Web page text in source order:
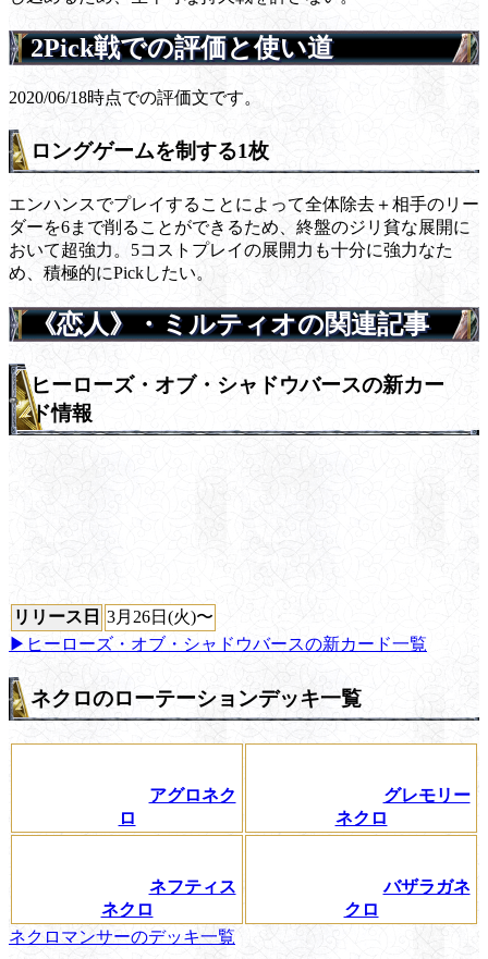
2Pick戦での評価と使い道
2020/06/18時点での評価文です。
ロングゲームを制する1枚
エンハンスでプレイすることによって全体除去＋相手のリー
ダーを6まで削ることができるため、終盤のジリ貧な展開に
おいて超強力。5コストプレイの展開力も十分に強力なた
め、積極的にPickしたい。
《恋人》・ミルティオの関連記事
ヒーローズ・オブ・シャドウバースの新カー
ド情報
リリース日 3月26日(火)〜
▶ヒーローズ・オブ・シャドウバースの新カード一覧
ネクロのローテーションデッキ一覧
アグロネク
ロ
グレモリー
ネクロ
ネフティス
ネクロ
バザラガネ
クロ
ネクロマンサーのデッキ一覧